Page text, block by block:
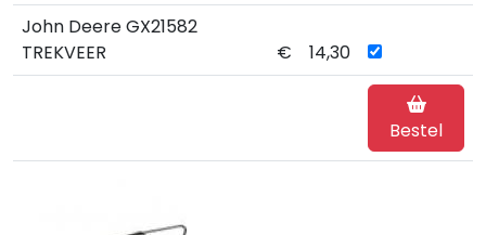
John Deere GX21582
TREKVEER
€ 14,30
Bestel